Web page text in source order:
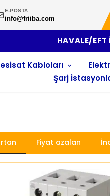
E-POSTA
info@friiba.com
Kabloları
Şarj
Fiyat azalan